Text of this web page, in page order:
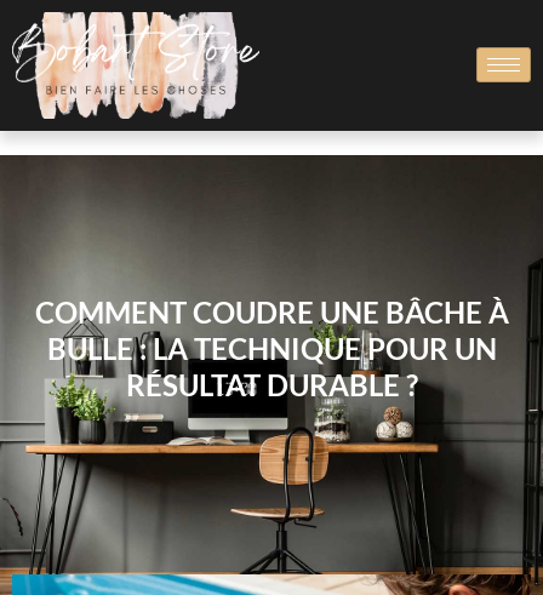
COMMENT COUDRE UNE BÂCHE À
BULLE : LA TECHNIQUE POUR UN
RÉSULTAT DURABLE ?